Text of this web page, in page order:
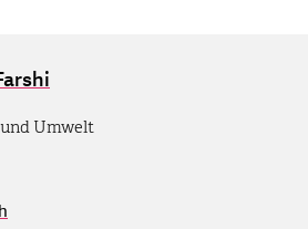
Umwelt